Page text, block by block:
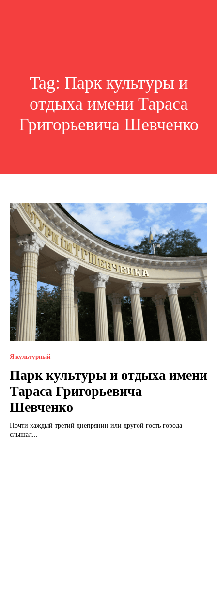
Tag: Парк культуры и
отдыха имени Тараса
Григорьевича Шевченко
Я культурный
Парк культуры и отдыха имени
Тараса Григорьевича
Шевченко
Почти каждый третий днепрянин или другой гость города
слышал...